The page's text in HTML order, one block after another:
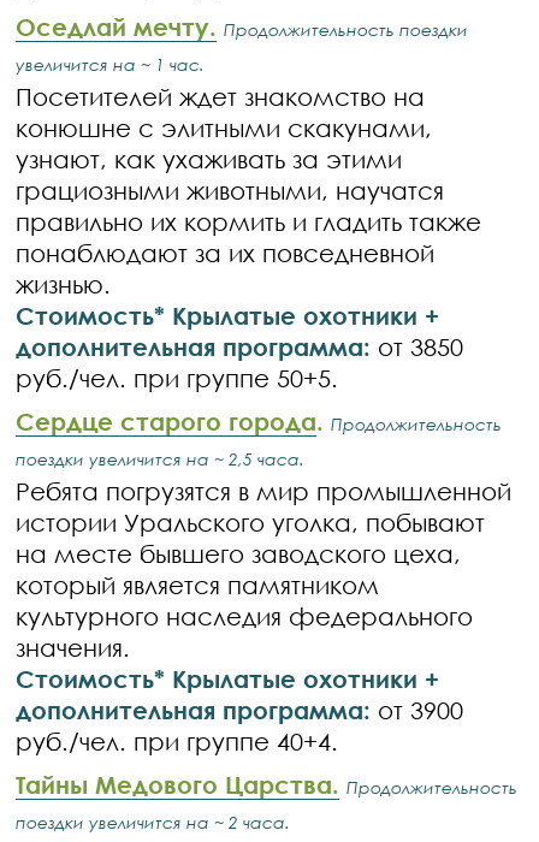
Оседлай мечту. Продолжительность поездки
увеличится на ~ 1 час.
Посетителей ждет знакомство на
конюшне с элитными скакунами,
узнают, как ухаживать за этими
грациозными животными, научатся
правильно их кормить и гладить также
понаблюдают за их повседневной
жизнью.
Стоимость* Крылатые охотники +
дополнительная программа: от 3850
руб./чел. при группе 50+5.
Сердце старого города. Продолжительность
поездки увеличится на ~ 2,5 часа.
Ребята погрузятся в мир промышленной
истории Уральского уголка, побывают
на месте бывшего заводского цеха,
который является памятником
культурного наследия федерального
значения.
Стоимость* Крылатые охотники +
дополнительная программа: от 3900
руб./чел. при группе 40+4.
Тайны Медового Царства. Продолжительность
поездки увеличится на ~ 2 часа.